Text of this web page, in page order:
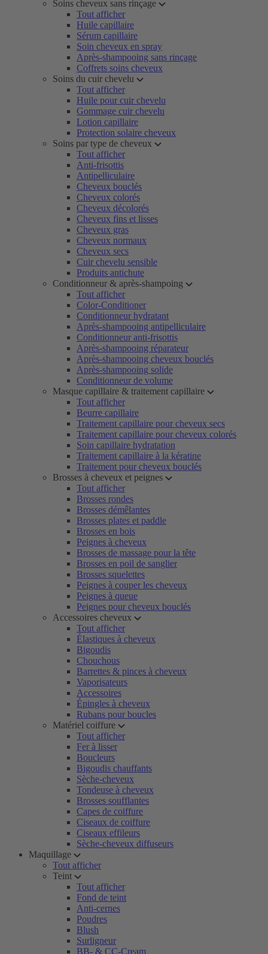
Soins cheveux sans rinçage
Tout afficher
Huile capillaire
Sérum capillaire
Soin cheveux en spray
Après-shampooing sans rinçage
Coffrets soins cheveux
Soins du cuir chevelu
Tout afficher
Huile pour cuir chevelu
Gommage cuir chevelu
Lotion capillaire
Protection solaire cheveux
Soins par type de cheveux
Tout afficher
Anti-frisottis
Antipelliculaire
Cheveux bouclés
Cheveux colorés
Cheveux décolorés
Cheveux fins et lisses
Cheveux gras
Cheveux normaux
Cheveux secs
Cuir chevelu sensible
Produits antichute
Conditionneur & après-shampoing
Tout afficher
Color-Conditioner
Conditionneur hydratant
Après-shampooing antipelliculaire
Conditionneur anti-frisottis
Après-shampooing réparateur
Après-shampooing cheveux bouclés
Après-shampooing solide
Conditionneur de volume
Masque capillaire & traitement capillaire
Tout afficher
Beurre capillaire
Traitement capillaire pour cheveux secs
Traitement capillaire pour cheveux colorés
Soin capillaire hydratation
Traitement capillaire à la kératine
Traitement pour cheveux bouclés
Brosses à cheveux et peignes
Tout afficher
Brosses rondes
Brosses démêlantes
Brosses plates et paddle
Brosses en bois
Peignes à cheveux
Brosses de massage pour la tête
Brosses en poil de sanglier
Brosses squelettes
Peignes à couper les cheveux
Peignes à queue
Peignes pour cheveux bouclés
Accessoires cheveux
Tout afficher
Élastiques à cheveux
Bigoudis
Chouchous
Barrettes & pinces à cheveux
Vaporisateurs
Accessoires
Épingles à cheveux
Rubans pour boucles
Matériel coiffure
Tout afficher
Fer à lisser
Boucleurs
Bigoudis chauffants
Sèche-cheveux
Tondeuse à cheveux
Brosses soufflantes
Capes de coiffure
Ciseaux de coiffure
Ciseaux effileurs
Sèche-cheveux diffuseurs
Maquillage
Tout afficher
Teint
Tout afficher
Fond de teint
Anti-cernes
Poudres
Blush
Surligneur
BB- & CC-Cream